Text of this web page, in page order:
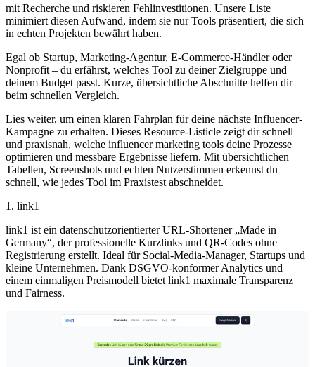
mit Recherche und riskieren Fehlinvestitionen. Unsere Liste
minimiert diesen Aufwand, indem sie nur Tools präsentiert, die sich
in echten Projekten bewährt haben.
Egal ob Startup, Marketing-Agentur, E-Commerce-Händler oder
Nonprofit – du erfährst, welches Tool zu deiner Zielgruppe und
deinem Budget passt. Kurze, übersichtliche Abschnitte helfen dir
beim schnellen Vergleich.
Lies weiter, um einen klaren Fahrplan für deine nächste Influencer-
Kampagne zu erhalten. Dieses Resource-Listicle zeigt dir schnell
und praxisnah, welche influencer marketing tools deine Prozesse
optimieren und messbare Ergebnisse liefern. Mit übersichtlichen
Tabellen, Screenshots und echten Nutzerstimmen erkennst du
schnell, wie jedes Tool im Praxistest abschneidet.
1. link1
link1 ist ein datenschutzorientierter URL-Shortener „Made in
Germany“, der professionelle Kurzlinks und QR-Codes ohne
Registrierung erstellt. Ideal für Social-Media-Manager, Startups und
kleine Unternehmen. Dank DSGVO-konformer Analytics und
einem einmaligen Preismodell bietet link1 maximale Transparenz
und Fairness.